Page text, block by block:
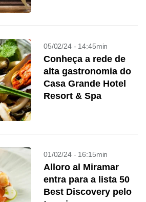
05/02/24 - 14:45min
Conheça a rede de
alta gastronomia do
Casa Grande Hotel
Resort & Spa
01/02/24 - 16:15min
Alloro al Miramar
entra para a lista 50
Best Discovery pelo